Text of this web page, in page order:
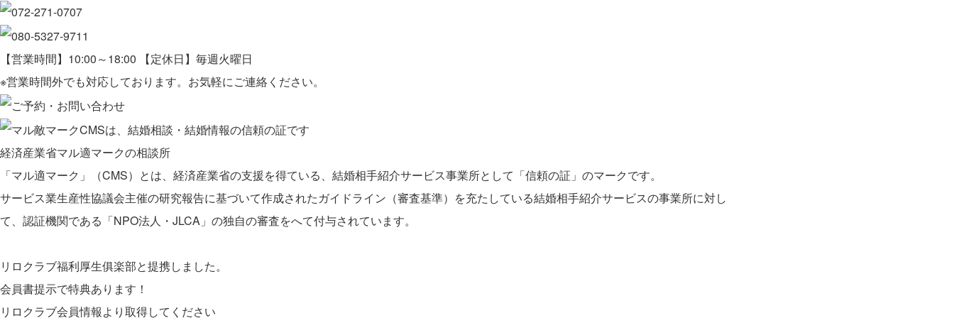
【営業時間】10:00～18:00 【定休日】毎週火曜日
※営業時間外でも対応しております。お気軽にご連絡ください。
経済産業省マル適マークの相談所
「マル適マーク」（CMS）とは、経済産業省の支援を得ている、結婚相手紹介サービス事業所として「信頼の証」のマークです。
サービス業生産性協議会主催の研究報告に基づいて作成されたガイドライン（審査基準）を充たしている結婚相手紹介サービスの事業所に対し
て、認証機関である「NPO法人・JLCA」の独自の審査をへて付与されています。
リロクラブ福利厚生俱楽部と提携しました。
会員書提示で特典あります！
リロクラブ会員情報より取得してください